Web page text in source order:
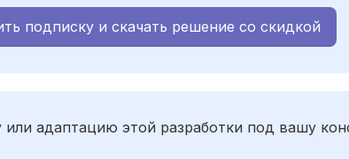
подписку и скачать решение со скидкой
адаптацию этой разработки под вашу